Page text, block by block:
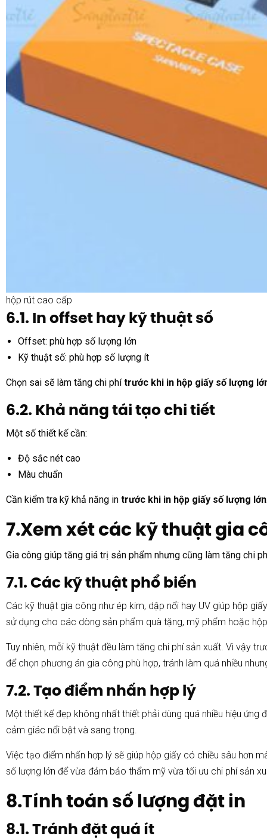
hộp rút cao cấp
6.1. In offset hay kỹ thuật số
Offset: phù hợp số lượng lớn
Kỹ thuật số: phù hợp số lượng ít
Chọn sai sẽ làm tăng chi phítrước khi in hộp giấy số lượng
6.2. Khả năng tái tạo chi tiết
Một số thiết kế cần:
Độ sắc nét cao
Màu chuẩn
Cần kiểm tra kỹ khả năng in trước khi in hộp giấy số lượng lớn
7.Xem xét các kỹ thuật gia
Gia công giúp tăng giá trị sản phẩm nhưng cũng làm tăng chi
7.1. Các kỹ thuật phổ biến
Các kỹ thuật gia công như ép kim, dập nổi hay UV giúp hộp
sử dụng cho các dòng sản phẩm quà tặng, mỹ phẩm hoặc
Tuy nhiên, mỗi kỹ thuật đều làm tăng chi phí sản xuất. Vì vậy
để chọn phương án gia công phù hợp, tránh làm quá nhiều
7.2. Tạo điểm nhấn hợp lý
Một thiết kế đẹp không nhất thiết phải dùng quá nhiều hiệu
cảm giác nổi bật và sang trọng.
Việc tạo điểm nhấn hợp lý sẽ giúp hộp giấy có chiều sâu hơn
số lượng lớn để vừa đảm bảo thẩm mỹ vừa tối ưu chi phí sản
8.Tính toán số lượng đặt in
8.1. Tránh đặt quá ít